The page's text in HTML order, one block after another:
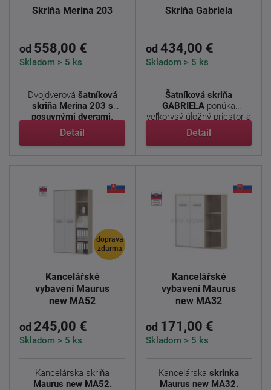
Skriňa Merina 203
od 558,00 €
Skladom > 5 ks
Dvojdverová šatníková
skriňa Merina 203 s
posuvnými dverami.
Použitým ...
Detail
Skriňa Gabriela
od 434,00 €
Skladom > 5 ks
Šatníková skriňa
GABRIELA ponúka
veľkorysý úložný priestor a
moderný ...
Detail
doprava
zdarma
Kancelářské
vybavení Maurus
new MA52
od 245,00 €
Skladom > 5 ks
Kancelárska skriňa
Maurus new MA52.
Kancelářské
vybavení Maurus
new MA32
od 171,00 €
Skladom > 5 ks
Kancelárska skrinka
Maurus new MA32.